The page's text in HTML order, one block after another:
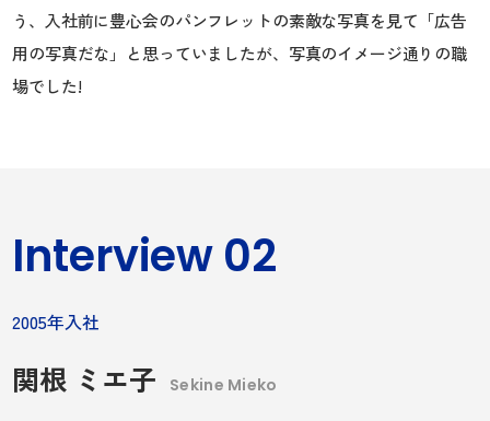
う、入社前に豊心会のパンフレットの素敵な写真を見て「広告
用の写真だな」と思っていましたが、写真のイメージ通りの職
場でした!
Interview 02
2005年入社
関根 ミエ子 Sekine Mieko